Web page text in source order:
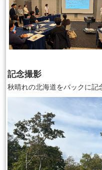
記念撮影
秋晴れの北海道をバックに記